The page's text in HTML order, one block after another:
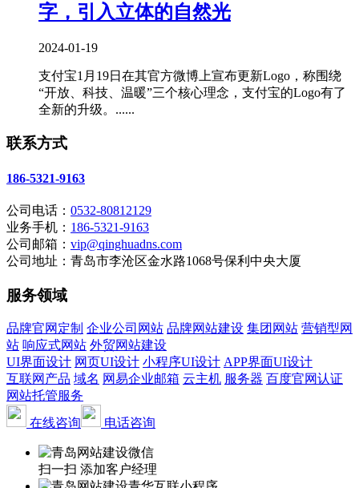
字，引入立体的自然光
2024-01-19
支付宝1月19日在其官方微博上宣布更新Logo，称围绕
“开放、科技、温暖”三个核心理念，支付宝的Logo有了
全新的升级。......
联系方式
186-5321-9163
公司电话： 0532-80812129
业务手机： 186-5321-9163
公司邮箱： vip@qinghuadns.com
公司地址：青岛市李沧区金水路1068号保利中央大厦
服务领域
品牌官网定制 企业公司网站 品牌网站建设 集团网站 营销型网
站 响应式网站 外贸网站建设
UI界面设计 网页UI设计 小程序UI设计 APP界面UI设计
互联网产品 域名 网易企业邮箱 云主机 服务器 百度官网认证
网站托管服务
在线咨询
电话咨询
扫一扫 添加客户经理